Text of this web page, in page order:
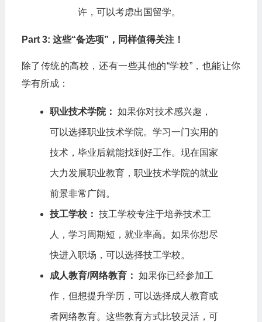
许，可以考虑出国留学。
Part 3: 这些“备选项”，同样值得关注！
除了传统的高校，还有一些其他的“学校”，也能让你
学有所成：
职业技术学院： 如果你对技术感兴趣，
可以选择职业技术学院。学习一门实用的
技术，毕业后就能找到好工作。现在国家
大力发展职业教育，职业技术学院的就业
前景非常广阔。
技工学校： 技工学校专注于培养技术工
人，学习周期短，就业率高。如果你想尽
快进入职场，可以选择技工学校。
成人教育/网络教育： 如果你已经参加工
作，但想提升学历，可以选择成人教育或
者网络教育。这些教育方式比较灵活，可